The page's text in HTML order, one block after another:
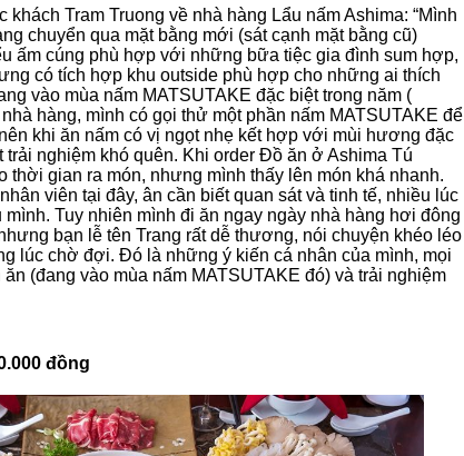
Tram Truong về nhà hàng Lẩu nấm Ashima: “Mình
chuyển qua mặt bằng mới (sát cạnh mặt bằng cũ)
ấm cúng phù hợp với những bữa tiệc gia đình sum hợp,
có tích hợp khu outside phù hợp cho những ai thích
vào mùa nấm MATSUTAKE đặc biệt trong năm (
hàng, mình có gọi thử một phần nấm MATSUTAKE để
khi ăn nấm có vị ngọt nhẹ kết hợp với mùi hương đặc
nghiệm khó quên. Khi order Đồ ăn ở Ashima Tú
thời gian ra món, nhưng mình thấy lên món khá nhanh.
viên tại đây, ân cần biết quan sát và tinh tế, nhiều lúc
Tuy nhiên mình đi ăn ngay ngày nhà hàng hơi đông
bạn lễ tên Trang rất dễ thương, nói chuyện khéo léo
lúc chờ đợi. Đó là những ý kiến cá nhân của mình, mọi
(đang vào mùa nấm MATSUTAKE đó) và trải nghiệm
đồng